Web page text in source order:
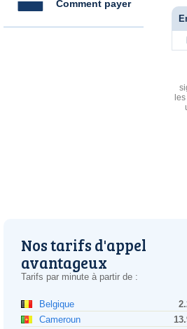
Comment payer
Nos tarifs d'appel
avantageux
Tarifs par minute à partir de :
Belgique
Cameroun